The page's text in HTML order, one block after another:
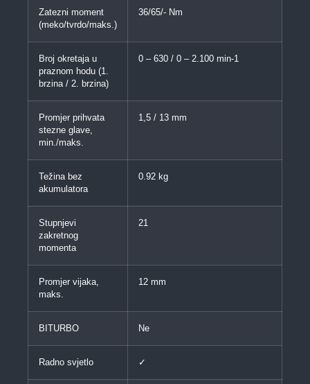
Zatezni moment
(meko/tvrdo/maks.)
36/65/- Nm
Broj okretaja u
praznom hodu (1.
brzina / 2. brzina)
0 – 630 / 0 – 2.100 min-1
Promjer prihvata
stezne glave,
min./maks.
1,5 / 13 mm
Težina bez
akumulatora
0.92 kg
Stupnjevi
zakretnog
momenta
21
Promjer vijaka,
maks.
12 mm
BITURBO Ne
Radno svjetlo ✓